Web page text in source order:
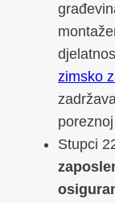
zimsko
Stupci